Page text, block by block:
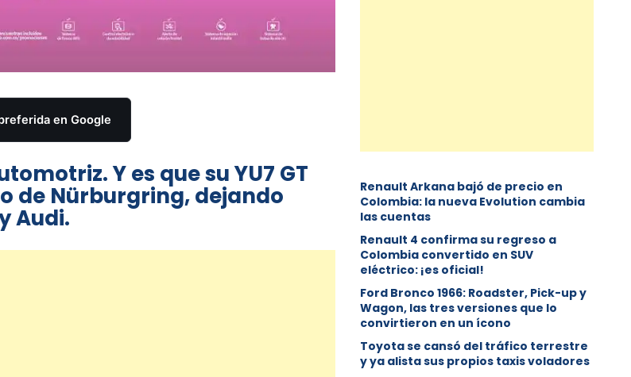
en Google
Y es que su YU7 GT
de Nürburgring, dejando
Audi.
Renault Arkana bajó de precio en
Colombia: la nueva Evolution cambia
las cuentas
Renault 4 confirma su regreso a
Colombia convertido en SUV
eléctrico: ¡es oficial!
Ford Bronco 1966: Roadster, Pick-up y
Wagon, las tres versiones que lo
convirtieron en un ícono
Toyota se cansó del tráfico terrestre
y ya alista sus propios taxis voladores